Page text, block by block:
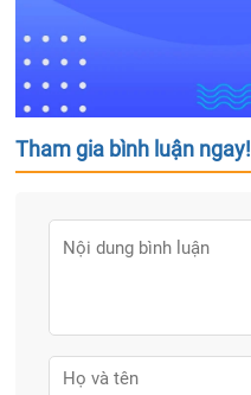
Tham gia bình luận ngay!